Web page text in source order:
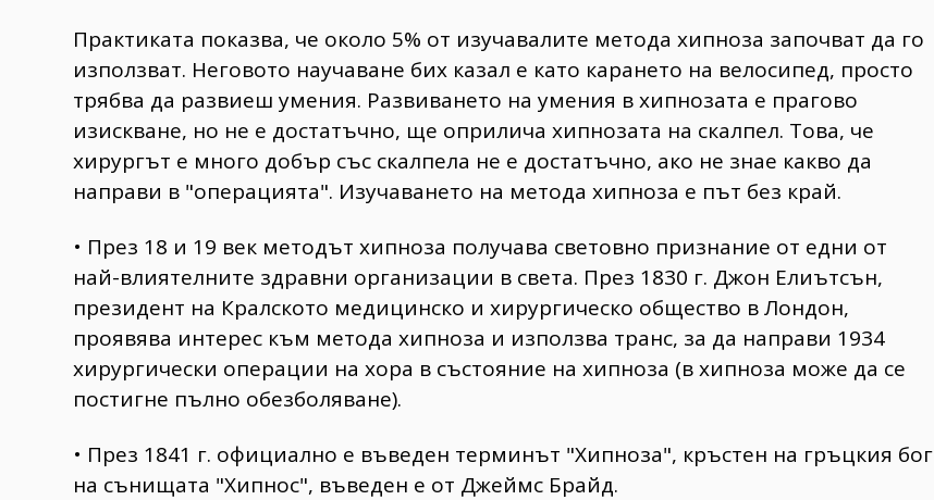
Практиката показва, че около 5% от изучавалите метода хипноза започват да го
използват. Неговото научаване бих казал е като карането на велосипед, просто
трябва да развиеш умения. Развиването на умения в хипнозата е прагово
изискване, но не е достатъчно, ще оприлича хипнозата на скалпел. Това, че
хирургът е много добър със скалпела не е достатъчно, ако не знае какво да
направи в "операцията". Изучаването на метода хипноза е път без край.
• През 18 и 19 век методът хипноза получава световно признание от едни от
най-влиятелните здравни организации в света. През 1830 г. Джон Елиътсън,
президент на Кралското медицинско и хирургическо общество в Лондон,
проявява интерес към метода хипноза и използва транс, за да направи 1934
хирургически операции на хора в състояние на хипноза (в хипноза може да се
постигне пълно обезболяване).
• През 1841 г. официално е въведен терминът "Хипноза", кръстен на гръцкия бог
на сънищата "Хипнос", въведен е от Джеймс Брайд.